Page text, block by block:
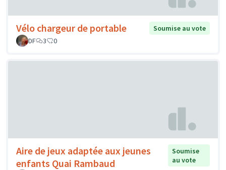
Vélo chargeur de portable
Soumise au vote
DF
3 0
Aire de jeux adaptée aux jeunes
enfants Quai Rambaud
Soumise
au vote